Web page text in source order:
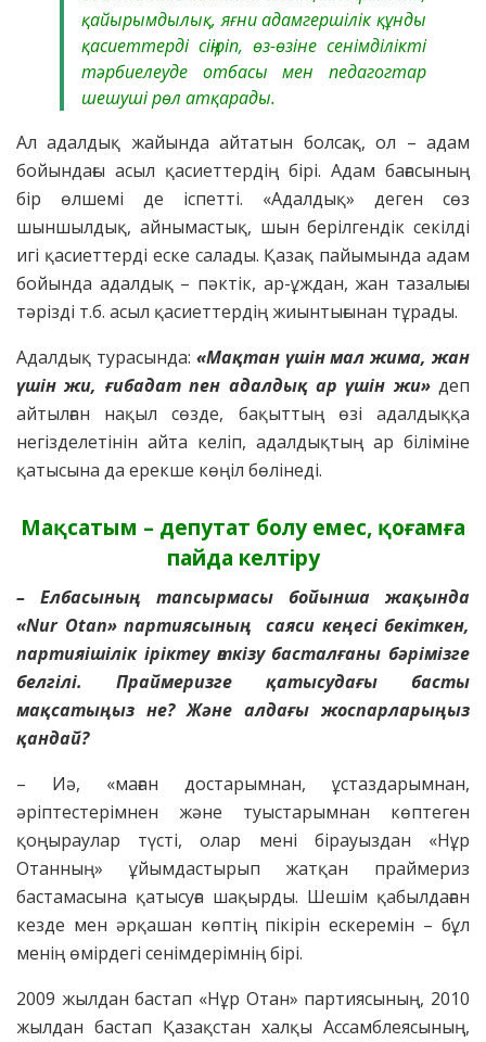
қайырымдылық, яғни адамгершілік құнды
қасиеттерді сіңіріп, өз-өзіне сенімділікті
тәрбиелеуде отбасы мен педагогтар
шешуші рөл атқарады.
Ал адалдық жайында айтатын болсақ, ол – адам
бойындағы асыл қасиеттердің бірі. Адам бағасының
бір өлшемі де іспетті. «Адалдық» деген сөз
шыншылдық, айнымастық, шын берілгендік секілді
игі қасиеттерді еске салады. Қазақ пайымында адам
бойында адалдық – пәктік, ар-ұждан, жан тазалығы
тәрізді т.б. асыл қасиеттердің жиынтығынан тұрады.
Адалдық турасында: «Мақтан үшін мал жима, жан
үшін жи, ғибадат пен адалдық ар үшін жи»деп
айтылған нақыл сөзде, бақыттың өзі адалдыққа
негізделетінін айта келіп, адалдықтың ар біліміне
қатысына да ерекше көңіл бөлінеді.
Мақсатым – депутат болу емес, қоғамға
пайда келтіру
– Елбасының тапсырмасы бойынша жақында
«Nur Otan» партиясының саяси кеңесі бекіткен,
партияішілік іріктеу өткізу басталғаны бәрімізге
белгілі. Праймеризге қатысудағы басты
мақсатыңыз не? Және алдағы жоспарларыңыз
қандай?
– Иә, «маған достарымнан, ұстаздарымнан,
әріптестерімнен және туыстарымнан көптеген
қоңыраулар түсті, олар мені бірауыздан «Нұр
Отанның» ұйымдастырып жатқан праймериз
бастамасына қатысуға шақырды. Шешім қабылдаған
кезде мен әрқашан көптің пікірін ескеремін – бұл
менің өмірдегі сенімдерімнің бірі.
2009 жылдан бастап «Нұр Отан» партиясының, 2010
жылдан бастап Қазақстан халқы Ассамблеясының,